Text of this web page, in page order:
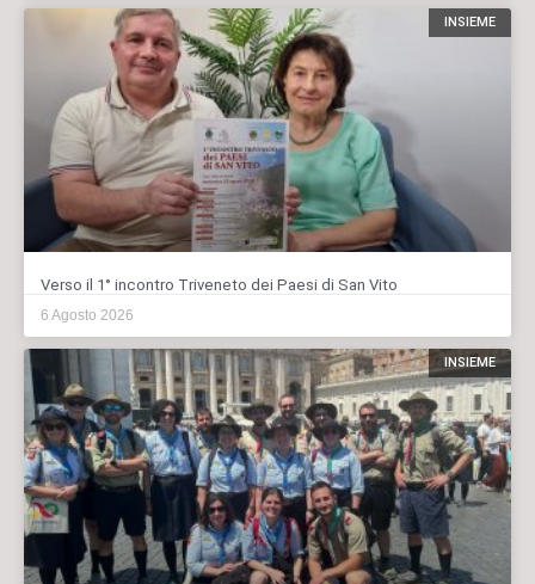
INSIEME
Verso il 1° incontro Triveneto dei Paesi di San Vito
6 Agosto 2026
INSIEME